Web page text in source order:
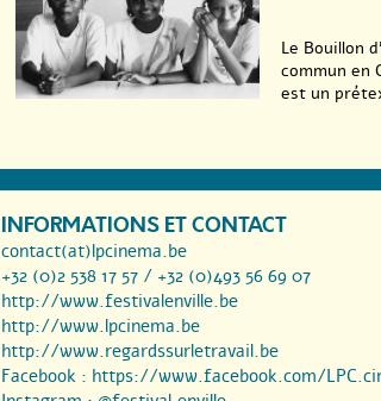
Le Bouillon
commun en
est un
INFORMATIONS ET CONTACT
contact(at)lpcinema.be
+32 (0)2 538 17 57 / +32 (0)493 56 69 07
http://www.festivalenville.be
http://www.lpcinema.be
http://www.regardssurletravail.be
Facebook : https://www.facebook.com/